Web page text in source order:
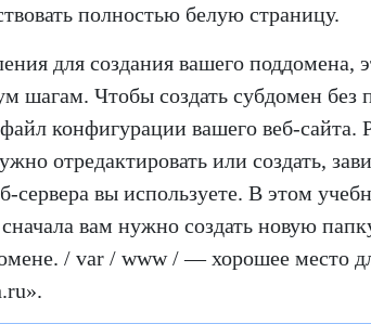
полностью белую страницу.
для создания вашего
шагам. Чтобы создать субдомен без
конфигурации вашего веб-сайта.
отредактировать или создать,
сервера вы используете. В этом
вам нужно создать новую
/ var / www / — хорошее место